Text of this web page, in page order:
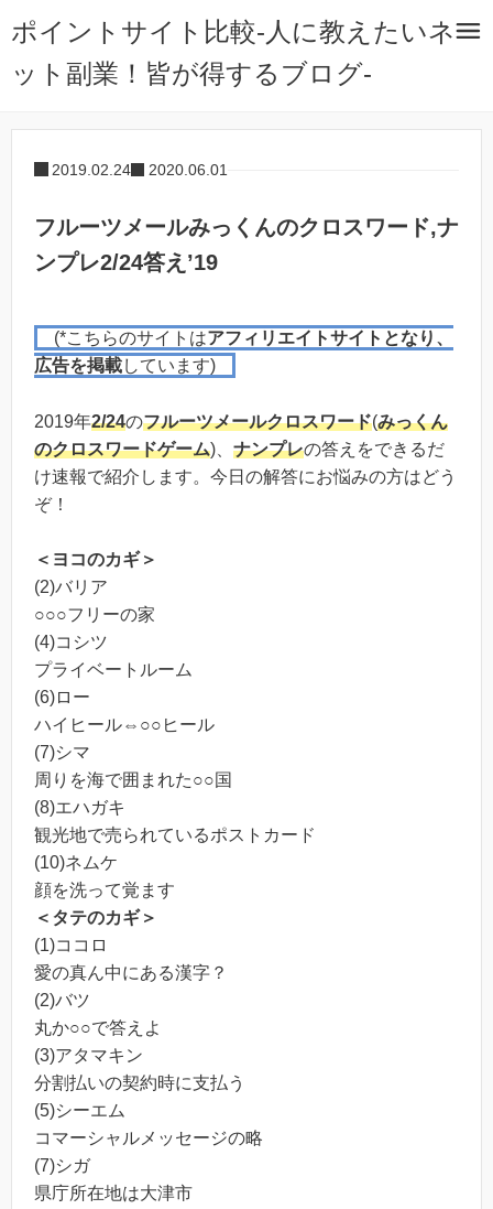
ポイントサイト比較-人に教えたいネ
ット副業！皆が得するブログ-
2019.02.24 2020.06.01
フルーツメールみっくんのクロスワード,ナ
ンプレ2/24答え’19
(*こちらのサイトはアフィリエイトサイトとなり、
広告を掲載しています)
2019年2/24のフルーツメールクロスワード(みっくん
のクロスワードゲーム)、 ナンプレの答えをできるだ
け速報で紹介します。今日の解答にお悩みの方はどう
ぞ！
＜ヨコのカギ＞
(2)バリア
○○○フリーの家
(4)コシツ
プライベートルーム
(6)ロー
ハイヒール⇔○○ヒール
(7)シマ
周りを海で囲まれた○○国
(8)エハガキ
観光地で売られているポストカード
(10)ネムケ
顔を洗って覚ます
＜タテのカギ＞
(1)ココロ
愛の真ん中にある漢字？
(2)バツ
丸か○○で答えよ
(3)アタマキン
分割払いの契約時に支払う
(5)シーエム
コマーシャルメッセージの略
(7)シガ
県庁所在地は大津市